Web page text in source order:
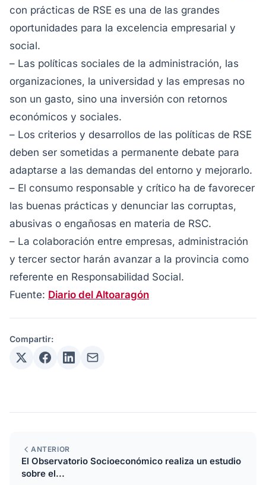
con prácticas de RSE es una de las grandes
oportunidades para la excelencia empresarial y
social.
– Las políticas sociales de la administración, las
organizaciones, la universidad y las empresas no
son un gasto, sino una inversión con retornos
económicos y sociales.
– Los criterios y desarrollos de las políticas de RSE
deben ser sometidas a permanente debate para
adaptarse a las demandas del entorno y mejorarlo.
– El consumo responsable y crítico ha de favorecer
las buenas prácticas y denunciar las corruptas,
abusivas o engañosas en materia de RSC.
– La colaboración entre empresas, administración
y tercer sector harán avanzar a la provincia como
referente en Responsabilidad Social.
Fuente: Diario del Altoaragón
Compartir:
ANTERIOR
El Observatorio Socioeconómico realiza un estudio
sobre el...